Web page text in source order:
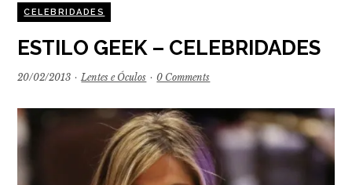
CELEBRIDADES
ESTILO GEEK – CELEBRIDADES
20/02/2013 · Lentes e Óculos · 0 Comments